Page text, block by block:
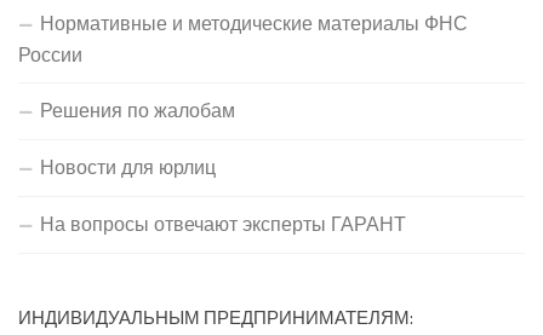
Нормативные и методические материалы ФНС
России
Решения по жалобам
Новости для юрлиц
На вопросы отвечают эксперты ГАРАНТ
ИНДИВИДУАЛЬНЫМ ПРЕДПРИНИМАТЕЛЯМ: